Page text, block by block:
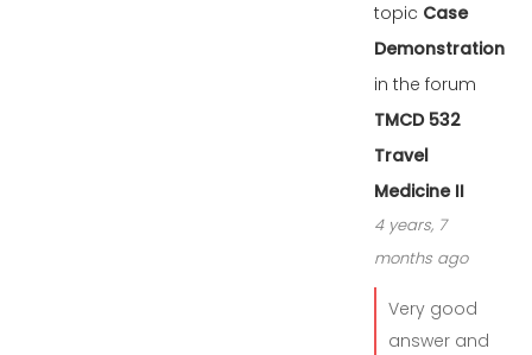
topic Case
Demonstration
in the forum
TMCD 532
Travel
Medicine II
4 years, 7
months ago
Very good
answer and